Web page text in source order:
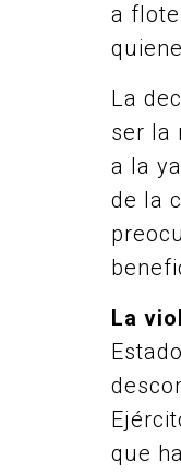
a
La
ser la
a la
de la
La
que